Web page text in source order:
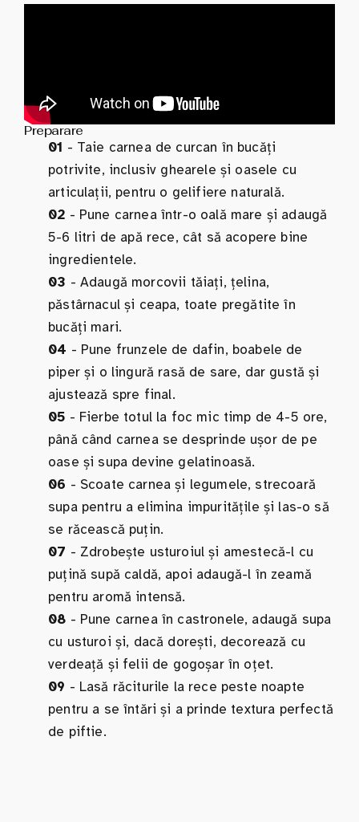
Preparare
01 - Taie carnea de curcan în bucăți
potrivite, inclusiv ghearele și oasele cu
articulații, pentru o gelifiere naturală.
02 - Pune carnea într-o oală mare și adaugă
5-6 litri de apă rece, cât să acopere bine
ingredientele.
03 - Adaugă morcovii tăiați, țelina,
păstârnacul și ceapa, toate pregătite în
bucăți mari.
04 - Pune frunzele de dafin, boabele de
piper și o lingură rasă de sare, dar gustă și
ajustează spre final.
05 - Fierbe totul la foc mic timp de 4-5 ore,
până când carnea se desprinde ușor de pe
oase și supa devine gelatinoasă.
06 - Scoate carnea și legumele, strecoară
supa pentru a elimina impuritățile și las-o să
se răcească puțin.
07 - Zdrobește usturoiul și amestecă-l cu
puțină supă caldă, apoi adaugă-l în zeamă
pentru aromă intensă.
08 - Pune carnea în castronele, adaugă supa
cu usturoi și, dacă dorești, decorează cu
verdeață și felii de gogoșar în oțet.
09 - Lasă răciturile la rece peste noapte
pentru a se întări și a prinde textura perfectă
de piftie.